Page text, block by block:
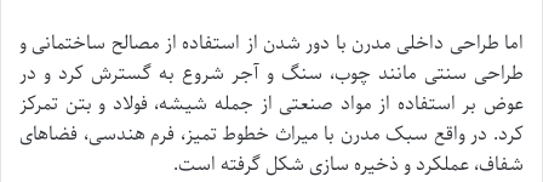
اما طراحی داخلی مدرن با دور شدن از استفاده از مصالح ساختمانی و
طراحی سنتی مانند چوب، سنگ و آجر شروع به گسترش کرد و در
عوض بر استفاده از مواد صنعتی از جمله شیشه، فولاد و بتن تمرکز
کرد. در واقع سبک مدرن با میراث خطوط تمیز، فرم هندسی، فضاهای
شفاف، عملکرد و ذخیره سازی شکل گرفته است.